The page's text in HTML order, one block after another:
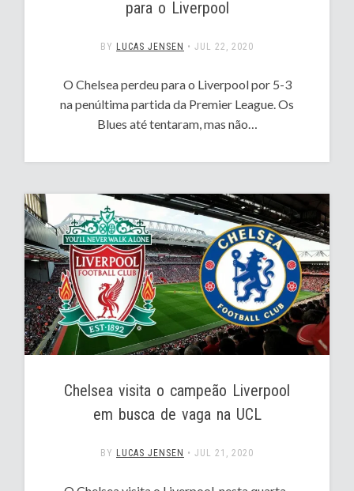
para o Liverpool
BY LUCAS JENSEN • JUL 22, 2020
O Chelsea perdeu para o Liverpool por 5-3
na penúltima partida da Premier League. Os
Blues até tentaram, mas não…
Chelsea visita o campeão Liverpool
em busca de vaga na UCL
BY LUCAS JENSEN • JUL 21, 2020